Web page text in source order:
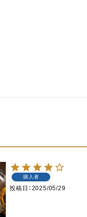
購入者
投稿日 2025/05/29